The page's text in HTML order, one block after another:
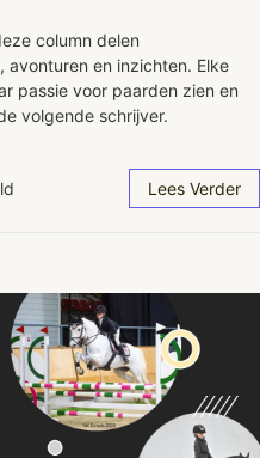
column delen
avonturen en inzichten. Elke
passie voor paarden zien en
volgende schrijver.
Lees Verder